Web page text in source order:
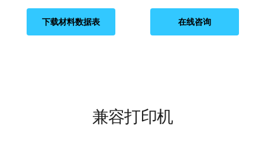
下载材料数据表 在线咨询
兼容打印机